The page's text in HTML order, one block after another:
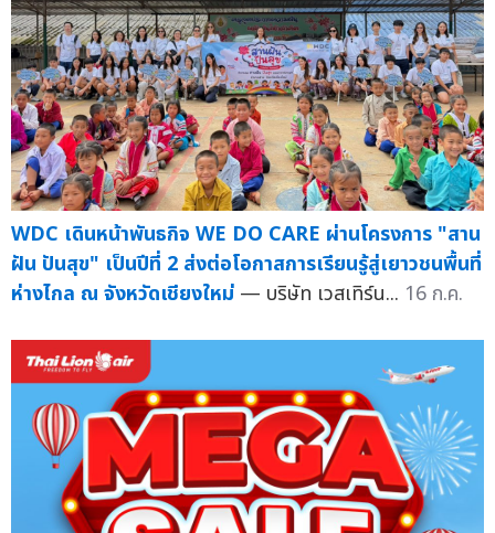
WDC เดินหน้าพันธกิจ WE DO CARE ผ่านโครงการ "สาน
ฝัน ปันสุข" เป็นปีที่ 2 ส่งต่อโอกาสการเรียนรู้สู่เยาวชนพื้นที่
ห่างไกล ณ จังหวัดเชียงใหม่ — บริษัท เวสเทิร์น... 16 ก.ค.